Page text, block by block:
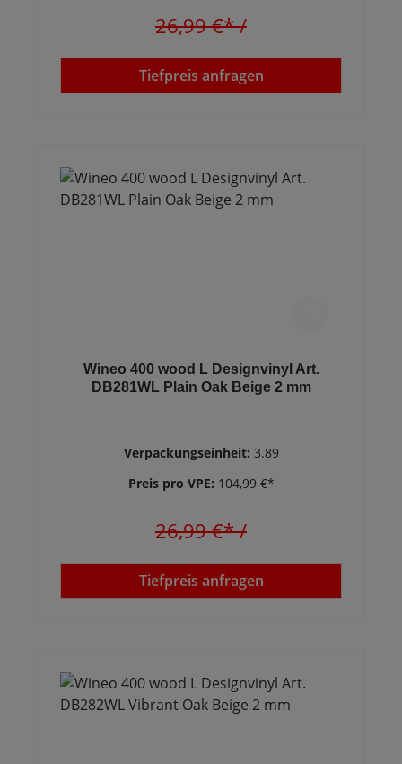
26,99 €*/
Tiefpreis anfragen
Wineo 400 wood L Designvinyl Art.
DB281WL Plain Oak Beige 2 mm
Verpackungseinheit: 3.89
Preis pro VPE: 104,99 €*
26,99 €*/
Tiefpreis anfragen